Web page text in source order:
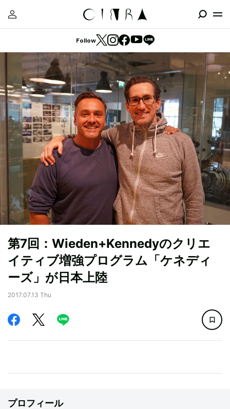
Follow
第7回：Wieden+Kennedyのクリエ
イティブ増強プログラム「ケネディ
ーズ」が日本上陸
2017.07.13 Thu
プロフィール